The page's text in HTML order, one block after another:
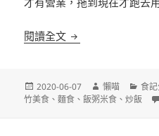
閱讀全文 [新竹]科學園小吃
發
佈
2020-06-07
作
者
懶喵
分
類
食
竹美食 、麵食 、飯粥米食 、炒飯